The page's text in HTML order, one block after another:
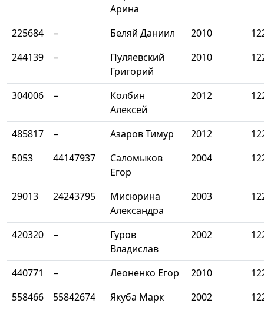
Арина
225684 − Беляй Даниил 2010
244139
−
Пуляевский
Григорий
2010
304006 −
Колбин
Алексей
2012
485817 − Азаров Тимур 2012
5053
44147937
Саломыков
Егор
2004
29013 24243795
Мисюрина
Александра
2003
420320 −
Гуров
Владислав
2002
440771 − Леоненко Егор 2010
558466
55842674 Якуба Марк 2002